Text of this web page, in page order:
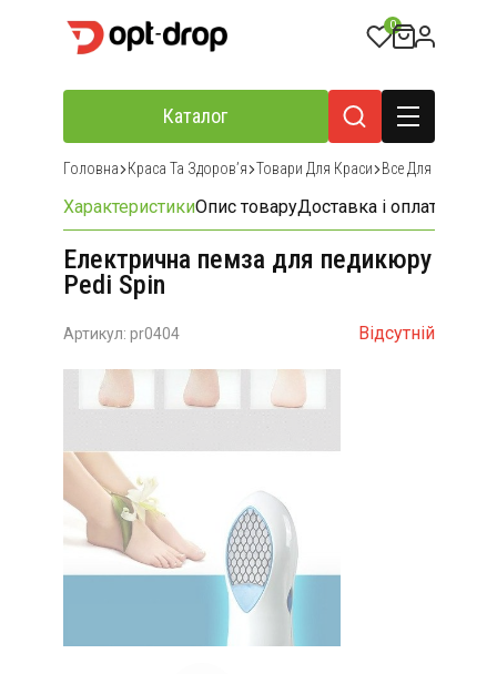
0
Каталог
Головна Краса Та Здоровʼя Товари Для Краси Все Для
ХарактеристикиОпис товаруДоставка і оплата
Електрична пемза для педикюру
Pedi Spin
Артикул: pr0404 Відсутній